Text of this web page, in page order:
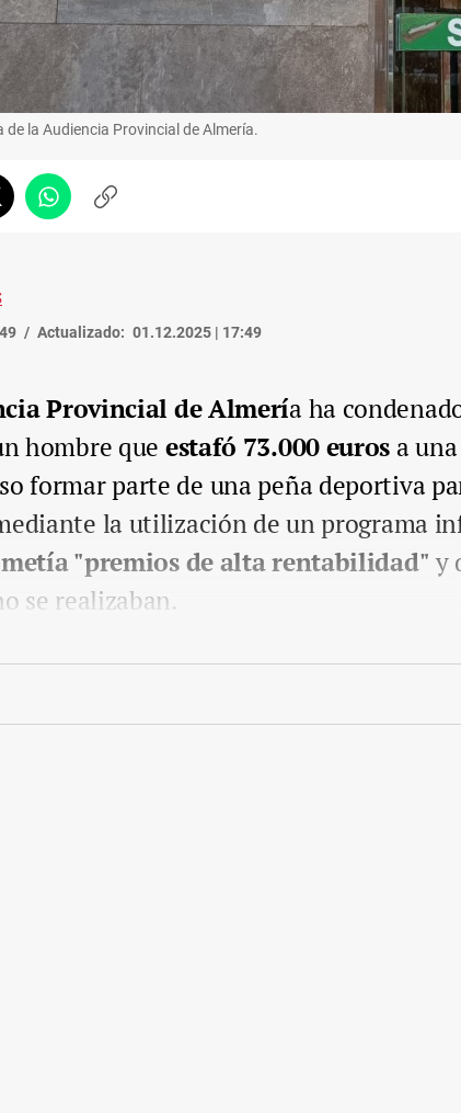
de la Audiencia Provincial de Almería.
WhatsappCopiar
Actualizado: 01.12.2025 | 17:49
Provincial de Almería ha
hombre que estafó 73.000 euros a
formar parte de una peña deportiva
la utilización de un programa
"premios de alta rentabilidad" y
se realizaban.